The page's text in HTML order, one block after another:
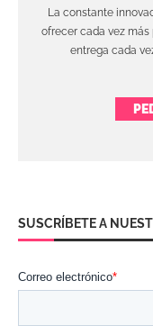
La constante
ofrecer cada vez
entrega cada
SUSCRÍBETE A